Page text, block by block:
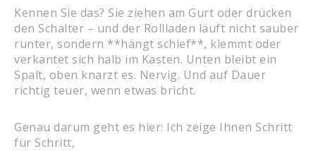
Kennen Sie das? Sie ziehen am Gurt oder drücken
den Schalter – und der Rollladen läuft nicht sauber
runter, sondern **hängt schief**, klemmt oder
verkantet sich halb im Kasten. Unten bleibt ein
Spalt, oben knarzt es. Nervig. Und auf Dauer
richtig teuer, wenn etwas bricht.
Genau darum geht es hier: Ich zeige Ihnen Schritt
für Schritt,